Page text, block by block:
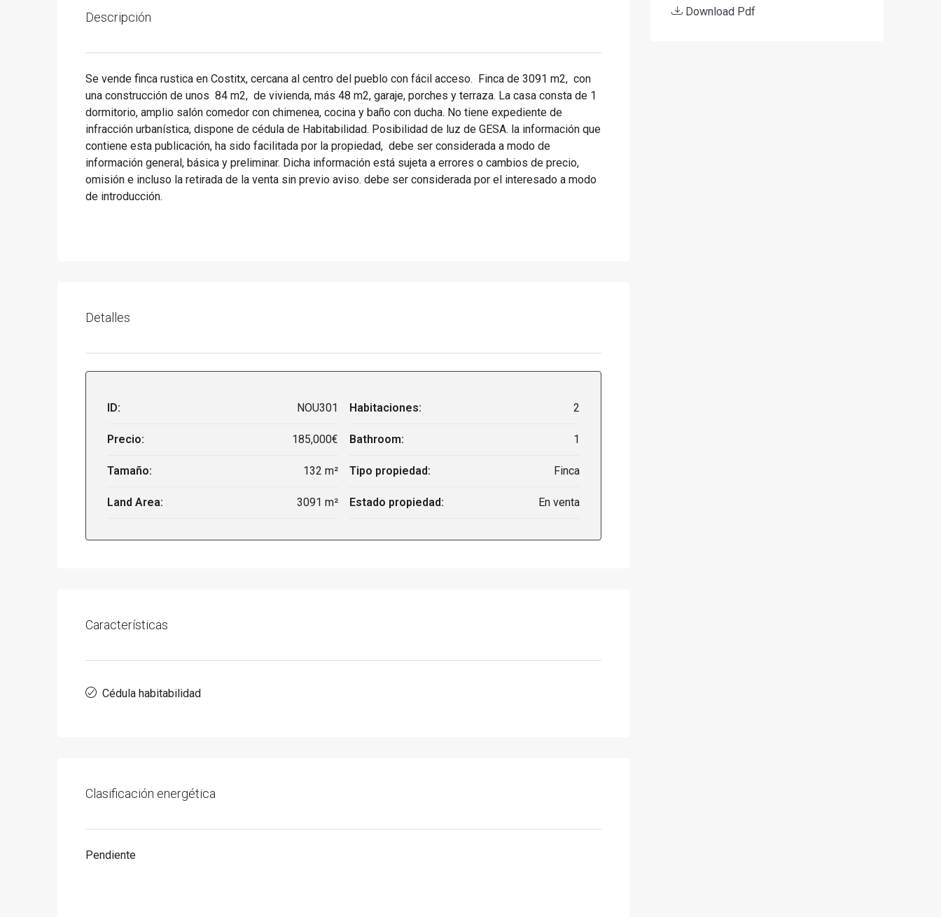
Descripción
Se vende finca rustica en Costitx, cercana al centro del pueblo con fácil acceso. Finca de 3091 m2, con
una construcción de unos 84 m2, de vivienda, más 48 m2, garaje, porches y terraza. La casa consta de 1
dormitorio, amplio salón comedor con chimenea, cocina y baño con ducha. No tiene expediente de
infracción urbanística, dispone de cédula de Habitabilidad. Posibilidad de luz de GESA. la información que
contiene esta publicación, ha sido facilitada por la propiedad, debe ser considerada a modo de
información general, básica y preliminar. Dicha información está sujeta a errores o cambios de precio,
omisión e incluso la retirada de la venta sin previo aviso. debe ser considerada por el interesado a modo
de introducción.
Detalles
ID: NOU301
Precio: 185,000€
Tamaño: 132 m²
Land Area: 3091 m²
Habitaciones: 2
Bathroom: 1
Tipo propiedad: Finca
Estado propiedad: En venta
Características
Cédula habitabilidad
Clasificación energética
Pendiente
Download Pdf